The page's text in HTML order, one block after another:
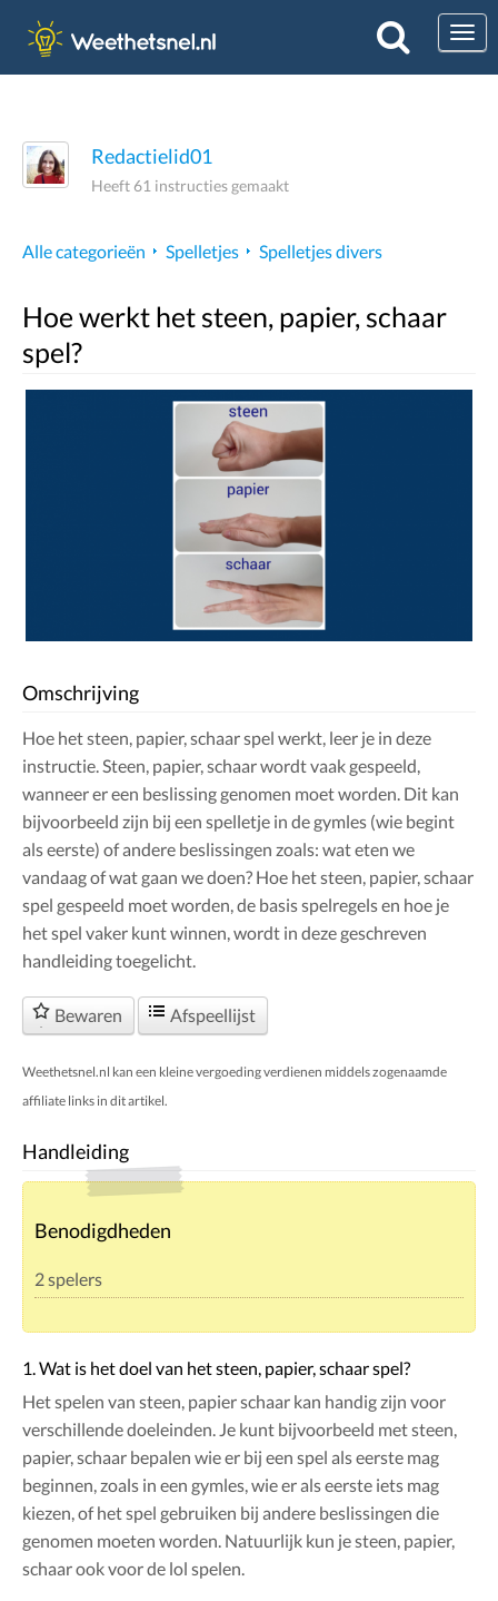
Redactielid01
Heeft 61 instructies gemaakt
Alle categorieën Spelletjes Spelletjes divers
Hoe werkt het steen, papier, schaar
spel?
Omschrijving
Hoe het steen, papier, schaar spel werkt, leer je in deze
instructie. Steen, papier, schaar wordt vaak gespeeld,
wanneer er een beslissing genomen moet worden. Dit kan
bijvoorbeeld zijn bij een spelletje in de gymles (wie begint
als eerste) of andere beslissingen zoals: wat eten we
vandaag of wat gaan we doen? Hoe het steen, papier, schaar
spel gespeeld moet worden, de basis spelregels en hoe je
het spel vaker kunt winnen, wordt in deze geschreven
handleiding toegelicht.
Bewaren Afspeellijst
Weethetsnel.nl kan een kleine vergoeding verdienen middels zogenaamde
affiliate links in dit artikel.
Handleiding
Benodigdheden
2 spelers
1. Wat is het doel van het steen, papier, schaar spel?
Het spelen van steen, papier schaar kan handig zijn voor
verschillende doeleinden. Je kunt bijvoorbeeld met steen,
papier, schaar bepalen wie er bij een spel als eerste mag
beginnen, zoals in een gymles, wie er als eerste iets mag
kiezen, of het spel gebruiken bij andere beslissingen die
genomen moeten worden. Natuurlijk kun je steen, papier,
schaar ook voor de lol spelen.